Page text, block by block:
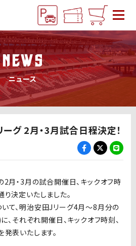
NEWS
ニュース
グ 2月・3月試合日程決定！
2月・3月の試合開催日、キックオフ時
決定いたしました。
て、明治安田Jリーグ4月〜8月分の
それぞれ開催日、キックオフ時刻、
表いたします。